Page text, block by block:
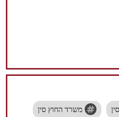
סין משרד החוץ סין